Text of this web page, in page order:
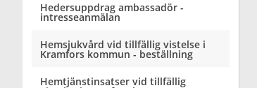
Hedersuppdrag ambassadör -
intresseanmälan
Hemsjukvård vid tillfällig vistelse i
Kramfors kommun - beställning
Hemtjänstinsatser vid tillfällig